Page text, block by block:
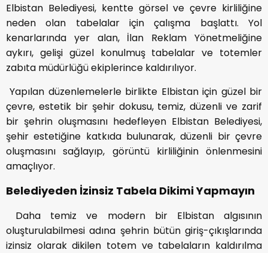
Elbistan Belediyesi, kentte görsel ve çevre kirliliğine
neden olan tabelalar için çalışma başlattı. Yol
kenarlarında yer alan, İlan Reklam Yönetmeliğine
aykırı, gelişi güzel konulmuş tabelalar ve totemler
zabıta müdürlüğü ekiplerince kaldırılıyor.
Yapılan düzenlemelerle birlikte Elbistan için güzel bir
çevre, estetik bir şehir dokusu, temiz, düzenli ve zarif
bir şehrin oluşmasını hedefleyen Elbistan Belediyesi,
şehir estetiğine katkıda bulunarak, düzenli bir çevre
oluşmasını sağlayıp, görüntü kirliliğinin önlenmesini
amaçlıyor.
Belediyeden İzinsiz Tabela Dikimi Yapmayın
Daha temiz ve modern bir Elbistan algısının
oluşturulabilmesi adına şehrin bütün giriş-çıkışlarında
izinsiz olarak dikilen totem ve tabelaların kaldırılma